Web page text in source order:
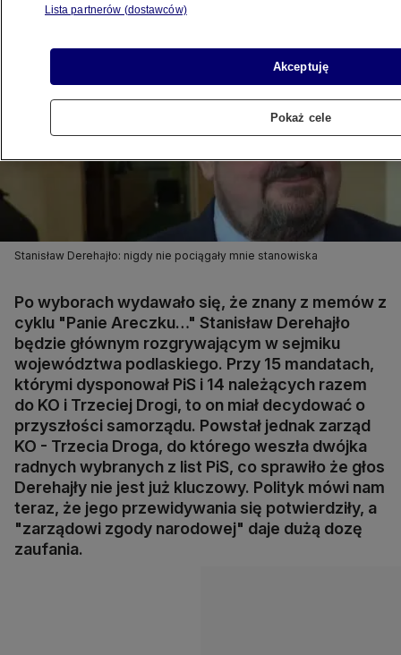
Stanisław Derehajło: nigdy nie pociągały mnie stanowiska
Po wyborach wydawało się, że znany z memów z
cyklu "Panie Areczku…" Stanisław Derehajło
będzie głównym rozgrywającym w sejmiku
województwa podlaskiego. Przy 15 mandatach,
którymi dysponował PiS i 14 należących razem
do KO i Trzeciej Drogi, to on miał decydować o
przyszłości samorządu. Powstał jednak zarząd
KO - Trzecia Droga, do którego weszła dwójka
radnych wybranych z list PiS, co sprawiło że głos
Derehajły nie jest już kluczowy. Polityk mówi nam
teraz, że jego przewidywania się potwierdziły, a
"zarządowi zgody narodowej" daje dużą dozę
zaufania.
Lista partnerów (dostawców)
Akceptuję
Pokaż cele